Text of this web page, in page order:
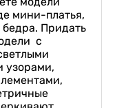
мини-платья,
Придать
с
узорами,